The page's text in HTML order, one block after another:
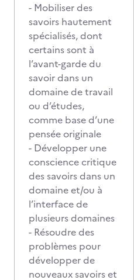
- Mobiliser des
savoirs hautement
spécialisés, dont
certains sont à
l’avant-garde du
savoir dans un
domaine de travail
ou d’études,
comme base d’une
pensée originale
- Développer une
conscience critique
des savoirs dans un
domaine et/ou à
l’interface de
plusieurs domaines
- Résoudre des
problèmes pour
développer de
nouveaux savoirs et